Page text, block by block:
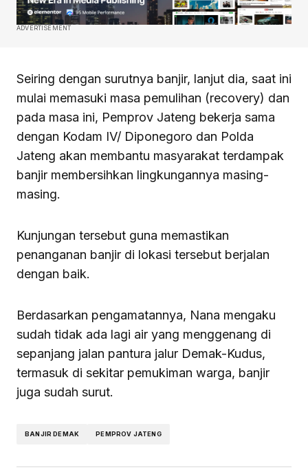
ADVERTISEMENT
Seiring dengan surutnya banjir, lanjut dia, saat ini
mulai memasuki masa pemulihan (recovery) dan
pada masa ini, Pemprov Jateng bekerja sama
dengan Kodam IV/ Diponegoro dan Polda
Jateng akan membantu masyarakat terdampak
banjir membersihkan lingkungannya masing-
masing.
Kunjungan tersebut guna memastikan
penanganan banjir di lokasi tersebut berjalan
dengan baik.
Berdasarkan pengamatannya, Nana mengaku
sudah tidak ada lagi air yang menggenang di
sepanjang jalan pantura jalur Demak-Kudus,
termasuk di sekitar pemukiman warga, banjir
juga sudah surut.
BANJIR DEMAK PEMPROV JATENG